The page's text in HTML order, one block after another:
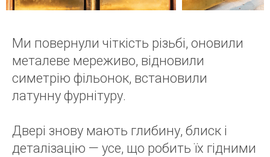
Ми повернули чіткість різьбі, оновили
металеве мереживо, відновили
симетрію фільонок, встановили
латунну фурнітуру.
Двері знову мають глибину, блиск і
деталізацію — усе, що робить їх гідними